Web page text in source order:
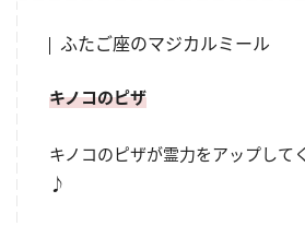
ふたご座のマジカルミール
キノコのピザ
キノコのピザが霊力をアップして
♪